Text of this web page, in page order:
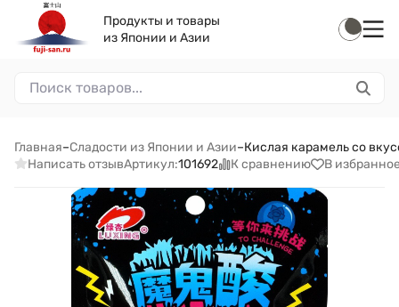
Продукты и товары
из Японии и Азии
Главная–Сладости из Японии и Азии–Кислая карамель со
Написать отзывАртикул:101692 К сравнению В